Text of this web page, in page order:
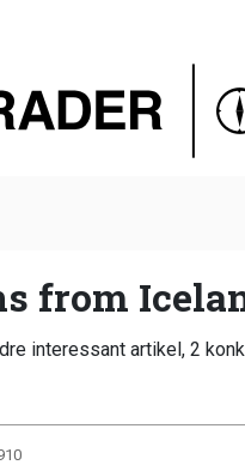
from
interessant artikel, 2